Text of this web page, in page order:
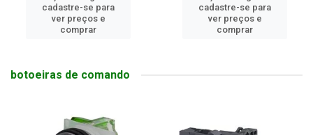
cadastre-se para
ver preços e
comprar
cadastre-se para
ver preços e
comprar
botoeiras de comando